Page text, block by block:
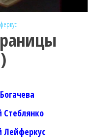
Стеблянко
Лейферкус